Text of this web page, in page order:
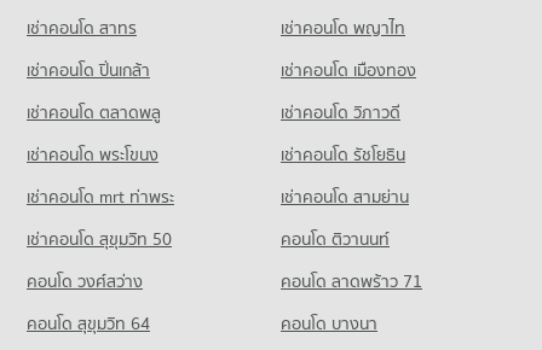
เช่าคอนโด สาทร
เช่าคอนโด พญาไท
เช่าคอนโด ปิ่นเกล้า
เช่าคอนโด เมืองทอง
เช่าคอนโด ตลาดพลู
เช่าคอนโด วิภาวดี
เช่าคอนโด พระโขนง
เช่าคอนโด รัชโยธิน
เช่าคอนโด mrt ท่าพระ
เช่าคอนโด สามย่าน
เช่าคอนโด สุขุมวิท 50
คอนโด ติวานนท์
คอนโด วงศ์สว่าง
คอนโด ลาดพร้าว 71
คอนโด สุขุมวิท 64
คอนโด บางนา